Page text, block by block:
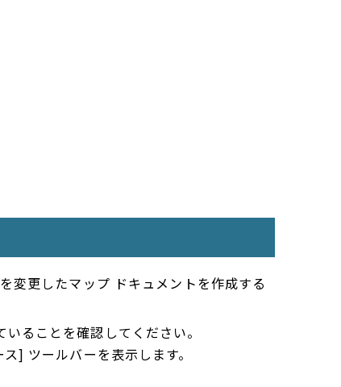
変更したマップ ドキュメントを作成する
ることを確認してください。
ツールバーを表示します。